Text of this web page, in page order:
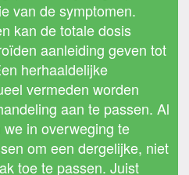
van de symptomen.
kan de totale dosis
aanleiding geven tot
herhaaldelijke
vermeden worden
aan te passen. Al
in overweging te
om een dergelijke, niet
toe te passen. Juist